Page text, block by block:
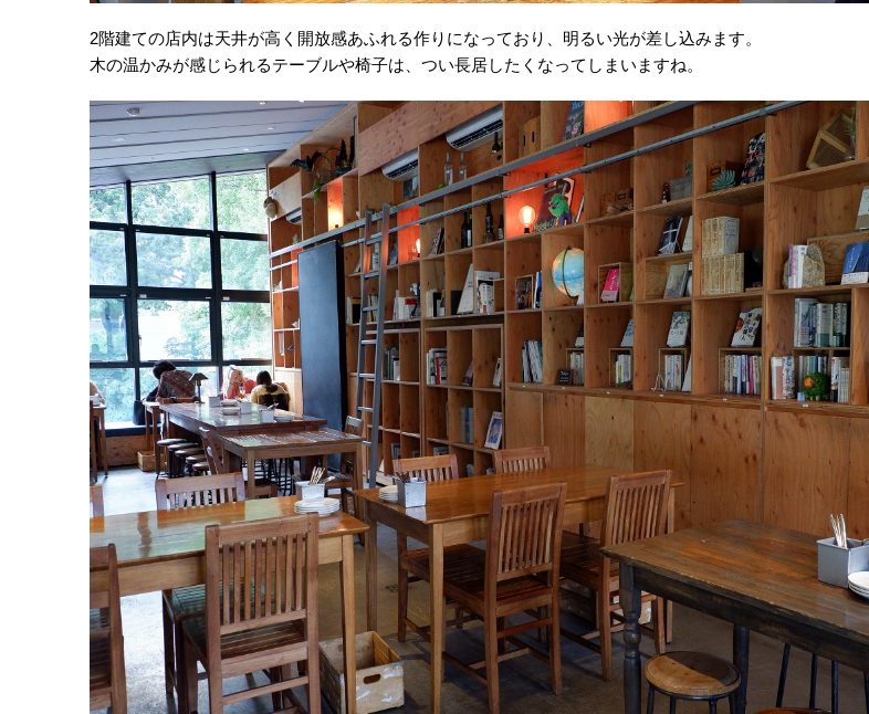
2階建ての店内は天井が高く開放感あふれる作りになっており、明るい光が差し込みます。
木の温かみが感じられるテーブルや椅子は、つい長居したくなってしまいますね。